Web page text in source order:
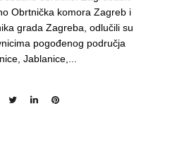
Obrtnička komora Zagreb i
grada Zagreba, odlučili su
pogođenog područja
Jablanice,...